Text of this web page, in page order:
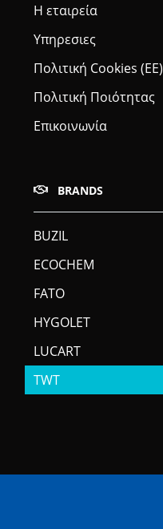
Η εταιρεία
Υπηρεσιες
Πολιτική Cookies (ΕΕ)
Πολιτική Ποιότητας
Επικοινωνία
BRANDS
BUZIL
ECOCHEM
FATO
HYGOLET
LUCART
TWT